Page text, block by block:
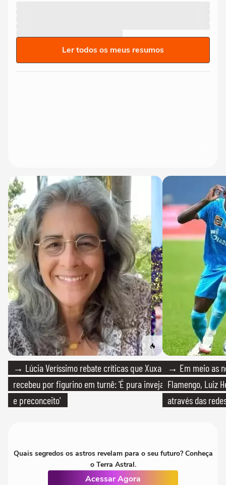
Ler todos os meus resumos
→ Lúcia Veríssimo rebate críticas que Xuxa
recebeu por figurino em turnê: 'É pura inveja
e preconceito'
→ Em meio as
Flamengo, Luiz
através das
Quais segredos os astros revelam para o seu futuro? Conheça
o Terra Astral.
Acessar Agora